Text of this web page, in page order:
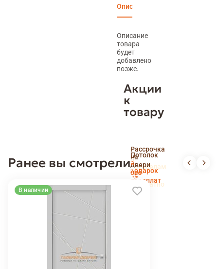
Описание
Описание
товара
будет
добавлено
позже.
Акции
к
товару
пенсионерам
и
новоселам
Рассрочка
на
двери
без
переплат
Потолок
в
подарок
Доставка
и
установка
беслпатно
Ранее вы смотрели
В наличии